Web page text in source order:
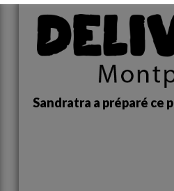
Sandratra a préparé ce